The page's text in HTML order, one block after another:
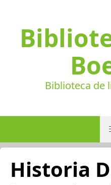
Biblioteca de
Historia